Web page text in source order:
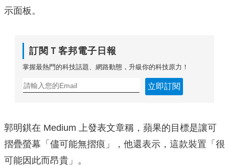
示面板。
訂閱Ｔ客邦電子日報
掌握最熱門的科技話題、網路動態，升級你的科技原力！
立即訂閱
郭明錤在 Medium 上發表文章稱，蘋果的目標是讓可
摺疊螢幕「儘可能無摺痕」，他還表示，這款裝置「很
可能因此而昂貴」。